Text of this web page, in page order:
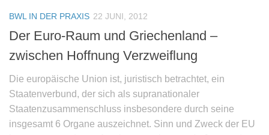
BWL IN DER PRAXIS 22 JUNI, 2012
Der Euro-Raum und Griechenland –
zwischen Hoffnung Verzweiflung
Die europäische Union ist, juristisch betrachtet, ein
Staatenverbund, der sich als supranationaler
Staatenzusammenschluss insbesondere durch seine
insgesamt 6 Organe auszeichnet. Sinn und Zweck der EU